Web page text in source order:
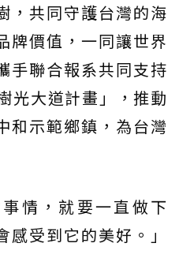
，共同守護台灣的海
牌價值，一同讓世界
手聯合報系共同支持
光大道計畫」，推動
和示範鄉鎮，為台灣
情，就要一直做下
受到它的美好。」